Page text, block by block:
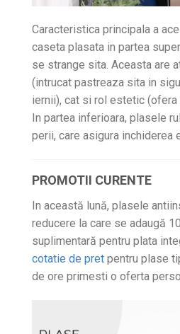
Caracteristica principala a
caseta plasata in partea
se strange sita. Aceasta are
(intrucat pastreaza sita in
iernii), cat si rol estetic (ofera
In partea inferioara, plasele
perii, care asigura inchiderea
PROMOTII CURENTE
In această lună, plasele
reducere la care se adaugă
suplimentară pentru plata
cotatie de pret pentru plase
de ore primesti o oferta